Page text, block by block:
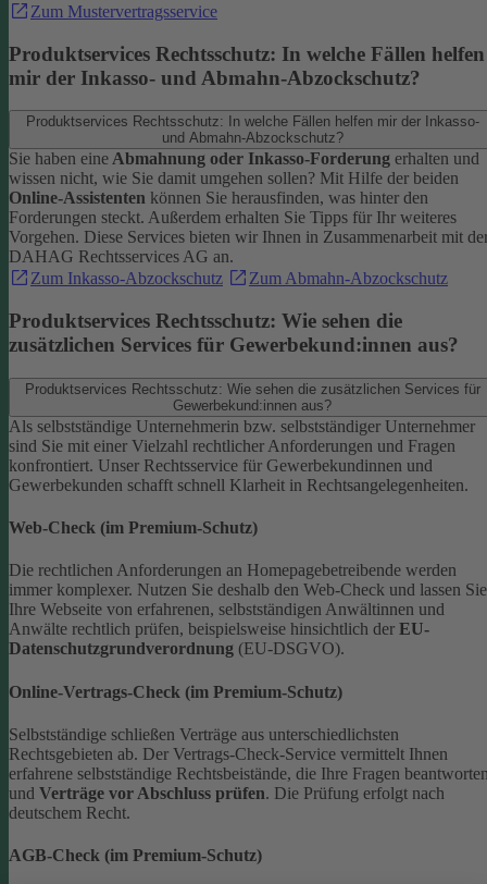
Zum Mustervertragsservice
Produktservices Rechtsschutz: In welche Fällen helfen
mir der Inkasso- und Abmahn-Abzockschutz?
Produktservices Rechtsschutz: In welche Fällen helfen mir der Inkasso-
und Abmahn-Abzockschutz?
Sie haben eineAbmahnung oder Inkasso-Forderung erhalten und
wissen nicht, wie Sie damit umgehen sollen? Mit Hilfe der beiden
Online-Assistenten können Sie herausfinden, was hinter den
Forderungen steckt. Außerdem erhalten Sie Tipps für Ihr weiteres
Vorgehen. Diese Services bieten wir Ihnen in Zusammenarbeit mit
DAHAG Rechtsservices AG an.
Zum Inkasso-Abzockschutz
Zum Abmahn-Abzockschutz
Produktservices Rechtsschutz: Wie sehen die
zusätzlichen Services für Gewerbekund:innen aus?
Produktservices Rechtsschutz: Wie sehen die zusätzlichen Services für
Gewerbekund:innen aus?
Als selbstständige Unternehmerin bzw. selbstständiger Unternehmer
sind Sie mit einer Vielzahl rechtlicher Anforderungen und Fragen
konfrontiert. Unser Rechtsservice für Gewerbekundinnen und
Gewerbekunden schafft schnell Klarheit in Rechtsangelegenheiten.
Web-Check (im Premium-Schutz)
Die rechtlichen Anforderungen an Homepagebetreibende werden
immer komplexer. Nutzen Sie deshalb den Web-Check und lassen Sie
Ihre Webseite von erfahrenen, selbstständigen Anwältinnen und
Anwälte rechtlich prüfen, beispielsweise hinsichtlich der EU-
Datenschutzgrundverordnung (EU-DSGVO).
Online-Vertrags-Check (im Premium-Schutz)
Selbstständige schließen Verträge aus unterschiedlichsten
Rechtsgebieten ab. Der Vertrags-Check-Service vermittelt Ihnen
erfahrene selbstständige Rechtsbeistände, die Ihre Fragen
und Verträge vor Abschluss prüfen. Die Prüfung erfolgt nach
deutschem Recht.
AGB-Check (im Premium-Schutz)